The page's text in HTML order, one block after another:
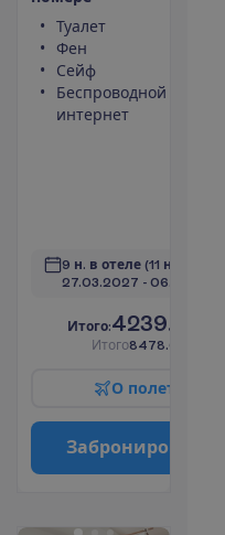
Туалет
Фен
Сейф
Беспроводной
интернет
9 н. в отеле (11 н. всего)
27.03.2027 - 06.04.2027
И того:4239.00
Итого8478.00
О полет
Заброниро